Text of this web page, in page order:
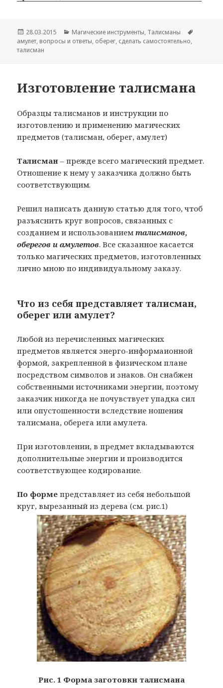
Опубликовано
28.03.2015 Рубрики
Магические инструменты, Талисманы
амулет, вопросы и ответы, оберег, сделать самостоятельно,
талисман
Изготовление талисмана
Образцы талисманов и инструкции по
изготовлению и применению магических
предметов (талисман, оберег, амулет)
Талисман – прежде всего магический предмет.
Отношение к нему у заказчика должно быть
соответствующим.
Решил написать данную статью для того, чтоб
разъяснить круг вопросов, связанных с
созданием и использованиемталисманов,
оберегов и амулетов. Все сказанное касается
только магических предметов, изготовленных
лично мною по индивидуальному заказу.
Что из себя представляет талисман,
оберег или амулет?
Любой из перечисленных магических
предметов является энерго-информаионной
формой, закрепленной в физическом плане
посредством символов и знаков. Он снабжен
собственными источниками энергии, поэтому
заказчик никогда не почувствует упадка сил
или опустошенности вследствие ношения
талисмана, оберега или амулета.
При изготовлении, в предмет вкладываются
дополнительные энергии и производится
соответствующее кодирование.
По форме представляет из себя небольшой
круг, вырезанный из дерева (см. рис.1)
Рис. 1 Форма заготовки талисмана